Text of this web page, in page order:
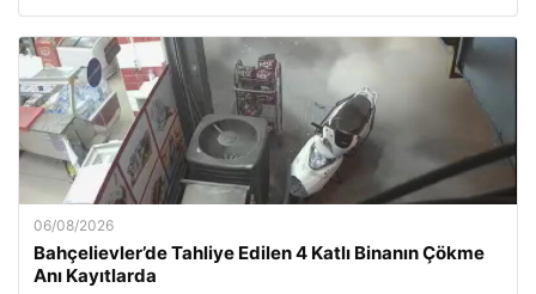
06/08/2026
Bahçelievler’de Tahliye Edilen 4 Katlı Binanın Çökme
Anı Kayıtlarda